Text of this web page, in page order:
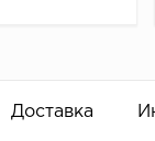
Доставка